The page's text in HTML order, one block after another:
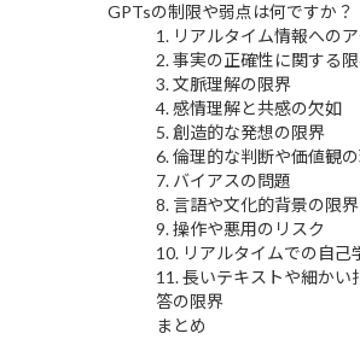
GPTsの制限や弱点は何ですか？
1. リアルタイム情報への
2. 事実の正確性に関する
3. 文脈理解の限界
4. 感情理解と共感の欠如
5. 創造的な発想の限界
6. 倫理的な判断や価値観
7. バイアスの問題
8. 言語や文化的背景の限界
9. 操作や悪用のリスク
10. リアルタイムでの自己
11. 長いテキストや細かい
答の限界
まとめ